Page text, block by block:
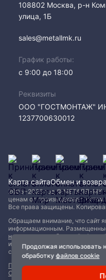
Продолжая использовать
обработкуфайлов cookie
108802​ Москва, р-н
улица, 1Б
sales@metallmk.ru
График работы:
с 9:00 до 18:00
Реквизиты
ООО "ГОСТМОНТАЖ"
1237700630012
2005−2026 год © МЕТАЛЛ-МК -
ценам от производителя, оптом
Все права защищены.
Обращаем внимание, что сайт
информационным.
не являются публичной
изменены без уведомления.
стоимости материалов
Политика конфиденциальности
Обработка файлов Cookie
Карта сайтаОбмен и